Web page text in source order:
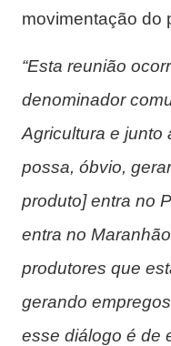
movimentação do
“Esta reunião
denominador
Agricultura e junto
possa, óbvio,
produto] entra no
entra no
produtores que
gerando
esse diálogo é de